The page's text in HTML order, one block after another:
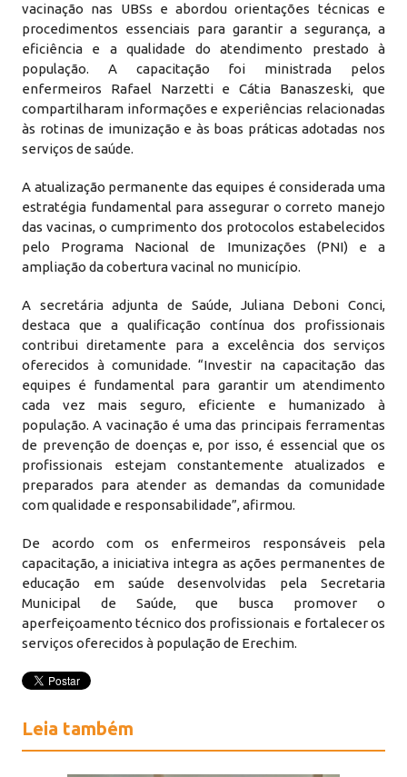
vacinação nas UBSs e abordou orientações técnicas e
procedimentos essenciais para garantir a segurança, a
eficiência e a qualidade do atendimento prestado à
população. A capacitação foi ministrada pelos
enfermeiros Rafael Narzetti e Cátia Banaszeski, que
compartilharam informações e experiências relacionadas
às rotinas de imunização e às boas práticas adotadas nos
serviços de saúde.
A atualização permanente das equipes é considerada uma
estratégia fundamental para assegurar o correto manejo
das vacinas, o cumprimento dos protocolos estabelecidos
pelo Programa Nacional de Imunizações (PNI) e a
ampliação da cobertura vacinal no município.
A secretária adjunta de Saúde, Juliana Deboni Conci,
destaca que a qualificação contínua dos profissionais
contribui diretamente para a excelência dos serviços
oferecidos à comunidade. “Investir na capacitação das
equipes é fundamental para garantir um atendimento
cada vez mais seguro, eficiente e humanizado à
população. A vacinação é uma das principais ferramentas
de prevenção de doenças e, por isso, é essencial que os
profissionais estejam constantemente atualizados e
preparados para atender as demandas da comunidade
com qualidade e responsabilidade”, afirmou.
De acordo com os enfermeiros responsáveis pela
capacitação, a iniciativa integra as ações permanentes de
educação em saúde desenvolvidas pela Secretaria
Municipal de Saúde, que busca promover o
aperfeiçoamento técnico dos profissionais e fortalecer os
serviços oferecidos à população de Erechim.
Leia também